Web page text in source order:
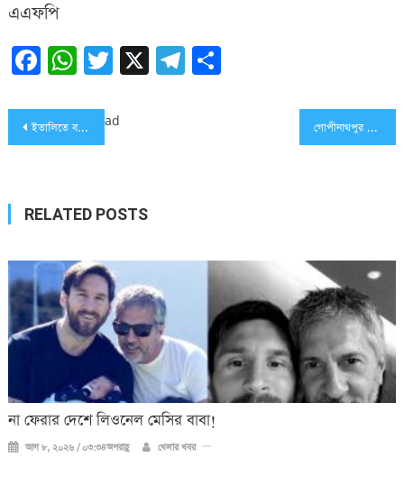
এএফপি
Facebook
WhatsApp
Twitter
X Telegram
Share
Post
ইতালিতে বসবাসরত বাংলাদেশিসহ ২৫ লাখ প্রবাসীর জন্য বড় দুঃসংবাদ গোপীনাথপুর শহীদ বাবুল উচ্চ বিদ্যালয়ের এসএসসি-৮৭ ব্যাচের পুনর্মিলনী অনুষ্ঠিত
ad
RELATED POSTS
না ফেরার দেশে লিওনেল মেসির বাবা!
আগ ৮, ২০২৬ / ০৩:৩৪অপরাহ্ণ খেলার খবর